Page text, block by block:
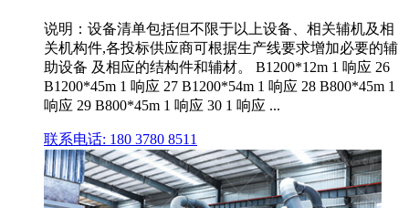
说明：设备清单包括但不限于以上设备、相关辅机及相
关机构件,各投标供应商可根据生产线要求增加必要的辅
助设备 及相应的结构件和辅材。 B1200*12m 1 响应 26
B1200*45m 1 响应 27 B1200*54m 1 响应 28 B800*45m 1
响应 29 B800*45m 1 响应 30 1 响应 ...
联系电话: 180 3780 8511